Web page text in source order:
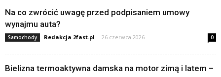
Na co zwrócić uwagę przed podpisaniem umowy
wynajmu auta?
Samochody Redakcja 2fast.pl - 26 czerwca 2026 0
Bielizna termoaktywna damska na motor zimą i latem –